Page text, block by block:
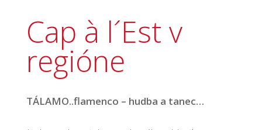
Cap à l´Est v
regióne
TÁLAMO..flamenco – hudba a tanec…